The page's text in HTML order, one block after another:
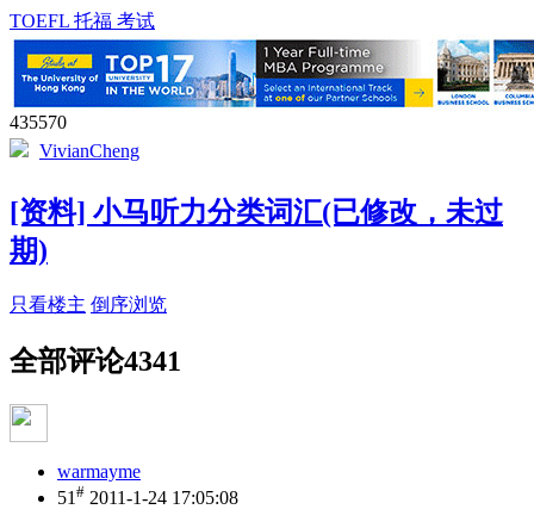
TOEFL 托福 考试
435570
VivianCheng
[资料] 小马听力分类词汇(已修改，未过
期)
只看楼主 倒序浏览
全部评论4341
warmayme
51 # 2011-1-24 17:05:08